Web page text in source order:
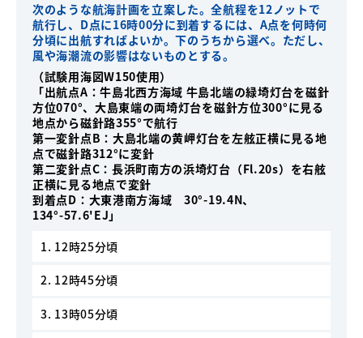
次のような航海計画を立案した。全航程を12ノットで
航行し、D点に16時00分に到着するには、A点を何時何
分頃に出航すればよいか。下のうちから選べ。ただし、
風や海潮流の影響はないものとする。
（試験用海図W150使用）
「出航点A：牛島北西方海域 牛島北端の緑埼灯台を磁針
方位070°、大島東端の両埼灯台を磁針方位300°に見る
地点から磁針路355°で航行
第一変針点B：大島北端の黄岬灯台を左舷正横に見る地
点で磁針路312°に変針
第二変針点C：長浜町南方の浜埼灯台（Fl.20s）を右舷
正横に見る地点で変針
到着点D：大東港南方海域 30°-19.4N、
134°-57.6'EJ」
1. 12時25分頃
2. 12時45分頃
3. 13時05分頃